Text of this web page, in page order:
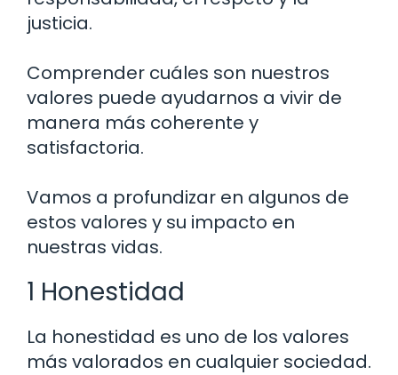
justicia.
Comprender cuáles son nuestros
valores puede ayudarnos a vivir de
manera más coherente y
satisfactoria.
Vamos a profundizar en algunos de
estos valores y su impacto en
nuestras vidas.
1 Honestidad
La honestidad es uno de los valores
más valorados en cualquier sociedad.